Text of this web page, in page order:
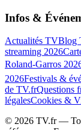
Infos &
Actualités TVBlog
streaming 2026
Roland-Garros
2026Festivals &
de TV.frQuestions
légalesCookies &
© 2026 TV.fr —